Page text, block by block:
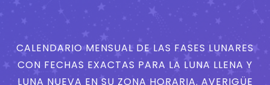
CALENDARIO MENSUAL DE LAS FASES LUNARES
CON FECHAS EXACTAS PARA LA LUNA LLENA Y
LUNA NUEVA EN SU ZONA HORARIA. AVERIGÜE